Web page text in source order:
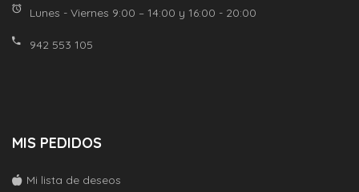
Lunes - Viernes 9:00 – 14:00 y 16:00 - 20:00
942 553 105
MIS PEDIDOS
Mi lista de deseos